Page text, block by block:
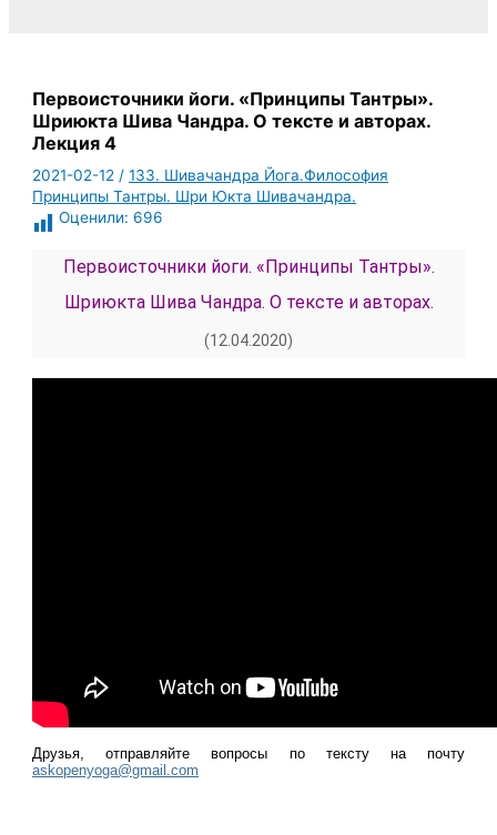
Первоисточники йоги. «Принципы Тантры».
Шриюкта Шива Чандра. О тексте и авторах.
Лекция 4
2021-02-12/133. Шивачандра Йога.Философия
Принципы Тантры. Шри Юкта Шивачандра.
Оценили: 696
Первоисточники йоги. «Принципы Тантры».
Шриюкта Шива Чандра. О тексте и авторах.
Лекция 4.
(12.04.2020)
Друзья, отправляйте вопросы по тексту на почту
askopenyoga@gmail.com